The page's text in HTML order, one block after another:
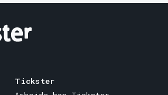
Tickster